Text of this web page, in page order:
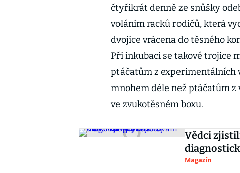
čtyřikrát denně ze snůšky
voláním racků rodičů, která
dvojice vrácena do těsného
Při inkubaci se takové trojice
ptáčatům z experimentálních
mnohem déle než ptáčatům z
ve zvukotěsném boxu.
Vědci
Magazín